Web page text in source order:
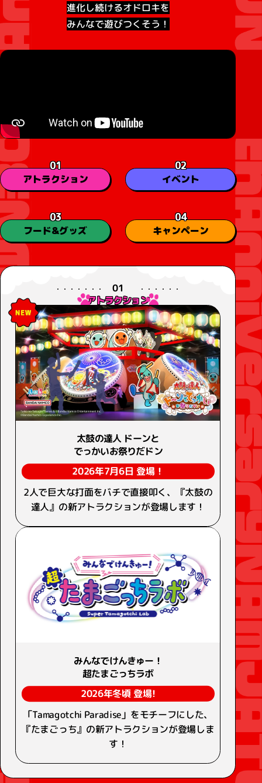
進化し続けるオドロキを
みんなで遊びつくそう！
01
アトラクション
02
イベント
03
フード&グッズ
04
キャンペーン
01
アトラクション
太鼓の達人 ドーンと
でっかいお祭りだドン
2026年7月6日 登場！
2人で巨大な打面をバチで直接叩く、『太鼓の
達人』の新アトラクションが登場します！
みんなでけんきゅー！
超たまごっちラボ
2026年冬頃 登場!
「Tamagotchi Paradise」をモチーフにした、
『たまごっち』の新アトラクションが登場しま
す！